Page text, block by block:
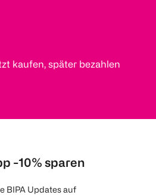
kaufen, später bezahlen
-10% sparen
BIPA Updates auf